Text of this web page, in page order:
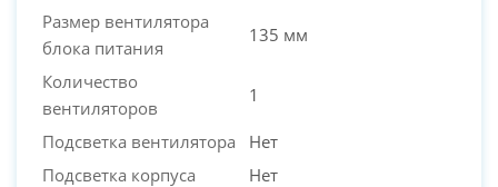
Размер вентилятора
блока питания
135 мм
Количество
вентиляторов
1
Подсветка вентилятора
Нет
Подсветка корпуса
Нет